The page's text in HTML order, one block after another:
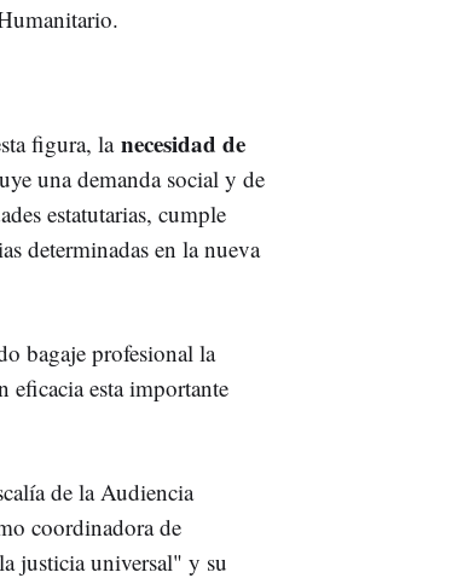
figura, la necesidad de
una demanda social y de
estatutarias, cumple
determinadas en la nueva
bagaje profesional la
eficacia esta importante
de la Audiencia
coordinadora de
justicia universal" y su